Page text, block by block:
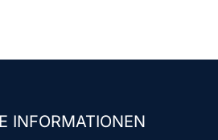
INFORMATIONEN